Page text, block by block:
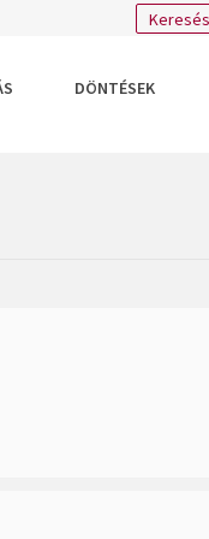
DÖNTÉSEK